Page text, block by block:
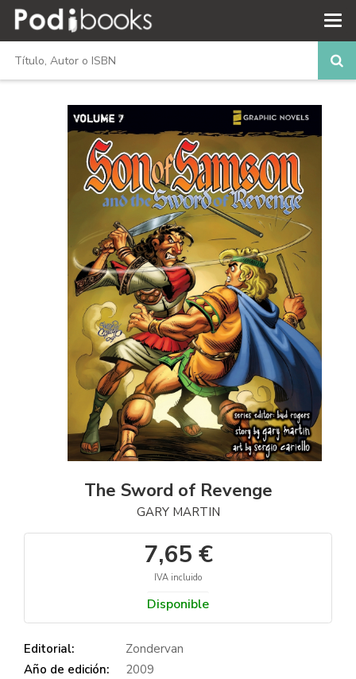
The Sword of Revenge
GARY MARTIN
7,65 €
IVA incluido
Disponible
Editorial:
Zondervan
Año de edición:
2009